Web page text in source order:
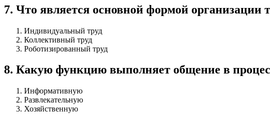
7. Что является основной формой организации
Индивидуальный труд
Коллективный труд
Роботизированный труд
8. Какую функцию выполняет общение в
Информативную
Развлекательную
Хозяйственную